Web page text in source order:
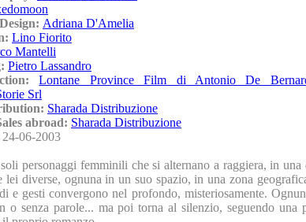
Adriana D'Amelia
Lino Fiorito
Mantelli
Pietro Lassandro
Lontane Province Film di Antonio De
Srl
Sharada Distribuzione
abroad: Sharada Distribuzione
06-2003
personaggi femminili che si alternano a raggiera, in una
lei diverse, ognuna in un suo spazio, in una zona
e gesti convergono nel profondo, misteriosamente.
o senza parole... ma poi torna al silenzio, seguendo una